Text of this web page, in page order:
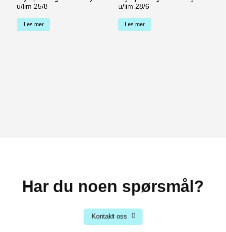
u/lim 25/8
Les mer
u/lim 28/6
Les mer
Har du noen spørsmål?
Kontakt oss